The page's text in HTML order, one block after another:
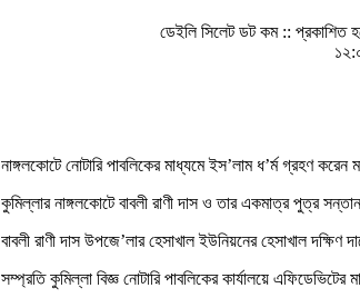
ডেইলি সিলেট ডট কম :: প্রকাশিত
নাঙ্গলকোটে নোটারি পাবলিকের মাধ্যমে ইস’লাম ধ’র্ম গ্রহণ করেন
কুমিল্লার নাঙ্গলকোটে বাবলী রাণী দাস ও তার একমাত্র পুত্র
বাবলী রাণী দাস উপজে’লার হেসাখাল ইউনিয়নের হেসাখাল
সম্প্রতি কুমিল্লা বিজ্ঞ নোটারি পাবলিকের কার্যালয়ে